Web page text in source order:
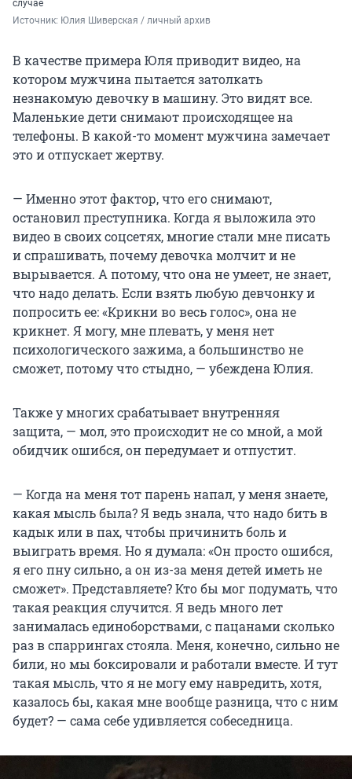
случае
Источник: Юлия Шиверская / личный архив
В качестве примера Юля приводит видео, на
котором мужчина пытается затолкать
незнакомую девочку в машину. Это видят все.
Маленькие дети снимают происходящее на
телефоны. В какой-то момент мужчина замечает
это и отпускает жертву.
— Именно этот фактор, что его снимают,
остановил преступника. Когда я выложила это
видео в своих соцсетях, многие стали мне писать
и спрашивать, почему девочка молчит и не
вырывается. А потому, что она не умеет, не знает,
что надо делать. Если взять любую девчонку и
попросить ее: «Крикни во весь голос», она не
крикнет. Я могу, мне плевать, у меня нет
психологического зажима, а большинство не
сможет, потому что стыдно, — убеждена Юлия.
Также у многих срабатывает внутренняя
защита, — мол, это происходит не со мной, а мой
обидчик ошибся, он передумает и отпустит.
— Когда на меня тот парень напал, у меня знаете,
какая мысль была? Я ведь знала, что надо бить в
кадык или в пах, чтобы причинить боль и
выиграть время. Но я думала: «Он просто ошибся,
я его пну сильно, а он из-за меня детей иметь не
сможет». Представляете? Кто бы мог подумать, что
такая реакция случится. Я ведь много лет
занималась единоборствами, с пацанами сколько
раз в спаррингах стояла. Меня, конечно, сильно не
били, но мы боксировали и работали вместе. И тут
такая мысль, что я не могу ему навредить, хотя,
казалось бы, какая мне вообще разница, что с ним
будет? — сама себе удивляется собеседница.